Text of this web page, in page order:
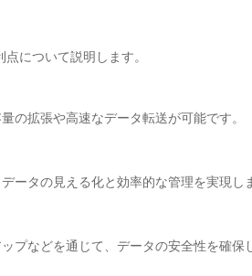
について説明します。
の拡張や高速なデータ転送が可能です。
タの見える化と効率的な管理を実現し
などを通じて、データの安全性を確保